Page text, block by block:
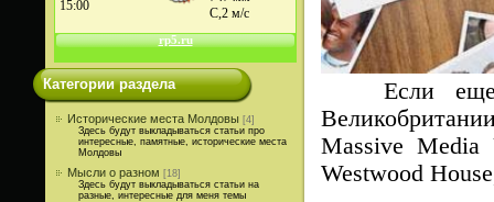
Категории раздела
Исторические места Молдовы [4]
Здесь будут выкладываться статьи про
интересные, памятные, исторические места
Молдовы
Мысли о разном [18]
Здесь будут выкладываться статьи на
разные, интересные для меня темы
Если еще
Massive Media
Westwood